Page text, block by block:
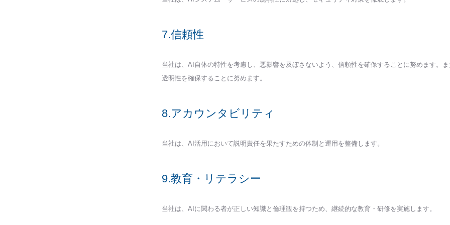
7.信頼性
当社は、AI自体の特性を考慮し、悪影響を及ぼさないよう、信頼性を確保することに努めます。
透明性を確保することに努めます。
8.アカウンタビリティ
当社は、AI活用において説明責任を果たすための体制と運用を整備します。
9.教育・リテラシー
当社は、AIに関わる者が正しい知識と倫理観を持つため、継続的な教育・研修を実施します。